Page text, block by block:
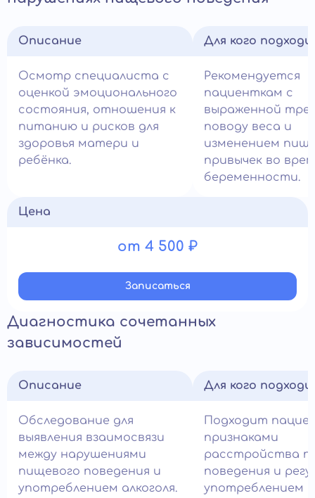
Описание
Осмотр специалиста с
оценкой эмоционального
состояния, отношения к
питанию и рисков для
здоровья матери и
ребёнка.
Для кого
Рекомендуется
пациенткам с
выраженной
поводу веса и
изменением
привычек во
беременности.
Цена
от 4 500 ₽
Записатьcя
Диагностика сочетанных
зависимостей
Описание
Обследование для
выявления взаимосвязи
между нарушениями
пищевого поведения и
употреблением алкоголя.
Для кого
Подходит
признаками
расстройства
поведения и
употреблением